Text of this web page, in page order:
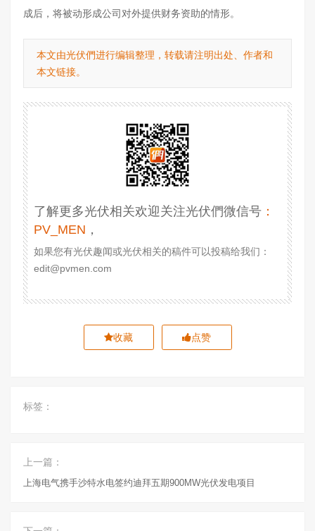
成后，将被动形成公司对外提供财务资助的情形。
本文由光伏們进行编辑整理，转载请注明出处、作者和
本文链接。
了解更多光伏相关欢迎关注光伏們微信号 ：
PV_MEN ，
如果您有光伏趣闻或光伏相关的稿件可以投稿给我们：
edit@pvmen.com
收藏 点赞
标签：
上一篇：
上海电气携手沙特水电签约迪拜五期900MW光伏发电项目